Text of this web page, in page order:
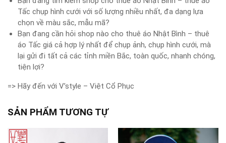
Tấc chụp hình cưới với số lượng nhiều nhất, đa dạng lựa
chọn về màu sắc, mẫu mã?
Bạn đang cần hỏi shop nào cho thuê áo Nhật Bình – thuê
áo Tấc giá cả hợp lý nhất để chụp ảnh, chụp hình cưới, mà
lại gửi đi tất cả các tỉnh miền Bắc, toàn quốc, nhanh chóng,
tiện lợi?
=> Hãy đến với V’style – Việt Cổ Phục
SẢN PHẨM TƯƠNG TỰ